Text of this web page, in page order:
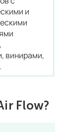
и
винирами,
Flow?